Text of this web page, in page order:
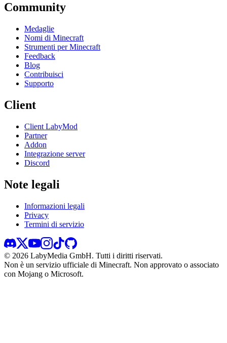
Community
Medaglie
Nomi di Minecraft
Strumenti per Minecraft
Feedback
Blog
Contribuisci
Supporto
Client
Client LabyMod
Partner
Addon
Integrazione server
Discord
Note legali
Informazioni legali
Privacy
Termini di servizio
© 2026 LabyMedia GmbH. Tutti i diritti riservati.
Non è un servizio ufficiale di Minecraft. Non approvato o associato
con Mojang o Microsoft.